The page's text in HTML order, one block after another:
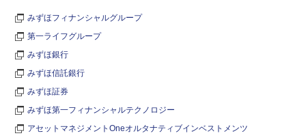
みずほフィナンシャルグループ
第一ライフグループ
みずほ銀行
みずほ信託銀行
みずほ証券
みずほ第一フィナンシャルテクノロジー
アセットマネジメントOneオルタナティブインベストメンツ